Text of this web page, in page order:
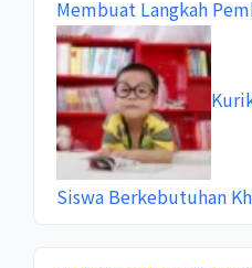
Membuat Langkah
Siswa Berkebutuhan